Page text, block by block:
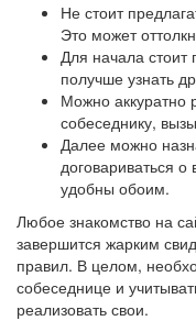
Не стоит
Это может
Для начала
получше узнать
Можно аккуратно
собеседнику,
Далее можно
договариваться
удобны обоим.
Любое знакомство на
завершится жарким
правил. В целом,
собеседнице и
реализовать свои.